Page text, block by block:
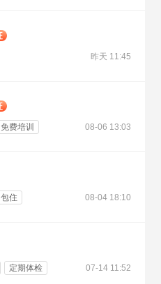
昨天 11:45
免费培训 08-06 13:03
包住 08-04 18:10
定期体检 07-14 11:52